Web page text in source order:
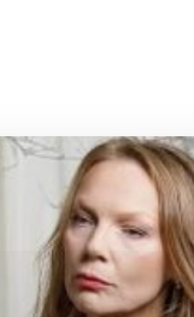
stránky